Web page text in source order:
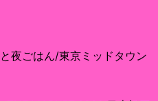
夜ごはん/東京ミッドタウン